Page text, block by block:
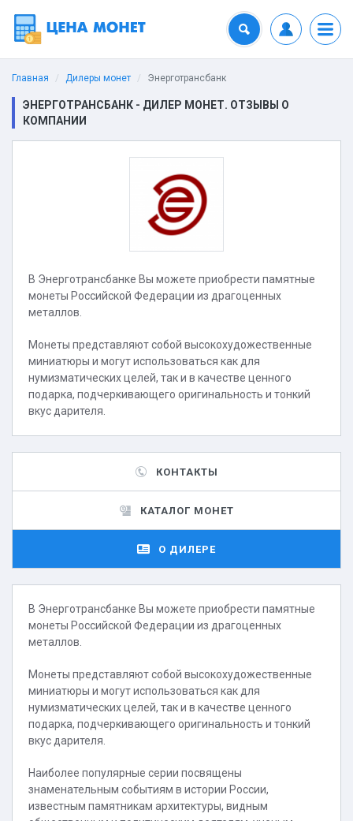
Главная Дилеры монет Энерготрансбанк
ЭНЕРГОТРАНСБАНК - ДИЛЕР МОНЕТ. ОТЗЫВЫ О
КОМПАНИИ
В Энерготрансбанке Вы можете приобрести памятные
монеты Российской Федерации из драгоценных
металлов.
Монеты представляют собой высокохудожественные
миниатюры и могут использоваться как для
нумизматических целей, так и в качестве ценного
подарка, подчеркивающего оригинальность и тонкий
вкус дарителя.
КОНТАКТЫ
КАТАЛОГ МОНЕТ
О ДИЛЕРЕ
В Энерготрансбанке Вы можете приобрести памятные
монеты Российской Федерации из драгоценных
металлов.
Монеты представляют собой высокохудожественные
миниатюры и могут использоваться как для
нумизматических целей, так и в качестве ценного
подарка, подчеркивающего оригинальность и тонкий
вкус дарителя.
Наиболее популярные серии посвящены
знаменательным событиям в истории России,
известным памятникам архитектуры, видным